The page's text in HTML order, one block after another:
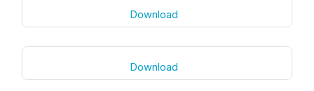
Download
Download